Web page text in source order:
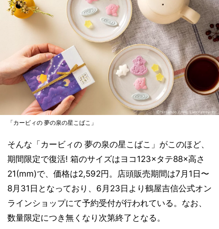
「カービィの 夢の泉の星こばこ」
そんな「カービィの 夢の泉の星こばこ」がこのほど、
期間限定で復活! 箱のサイズはヨコ123×タテ88×高さ
21(mm)で、価格は2,592円。店頭販売期間は7月1日〜
8月31日となっており、6月23日より鶴屋吉信公式オン
ラインショップにて予約受付が行われている。なお、
数量限定につき無くなり次第終了となる。